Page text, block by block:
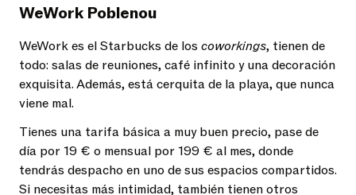
WeWork Poblenou
WeWork es el Starbucks de los coworkings, tienen de
todo: salas de reuniones, café infinito y una decoración
exquisita. Además, está cerquita de la playa, que nunca
viene mal.
Tienes una tarifa básica a muy buen precio, pase de
día por 19 € o mensual por 199 € al mes, donde
tendrás despacho en uno de sus espacios compartidos.
Si necesitas más intimidad, también tienen otros